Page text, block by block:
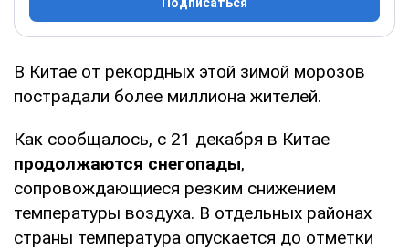
В Китае от рекордных этой зимой морозов
пострадали более миллиона жителей.
Как сообщалось, с 21 декабря в Китае
продолжаются снегопады,
сопровождающиеся резким снижением
температуры воздуха. В отдельных районах
страны температура опускается до отметки